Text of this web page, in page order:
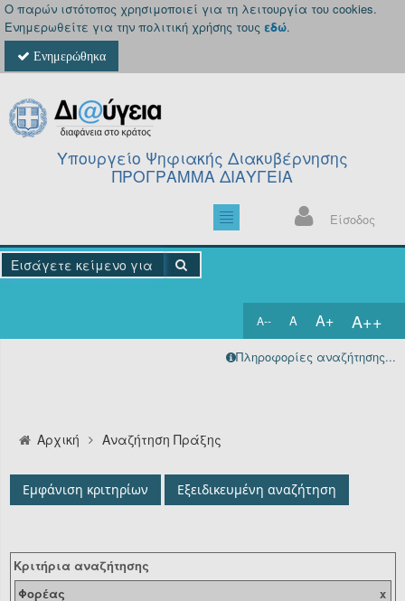
Ο παρών ιστότοπος χρησιμοποιεί για τη λειτουργία του cookies.
Ενημερωθείτε για την πολιτική χρήσης τους εδώ.
Ενημερώθηκα
Υπουργείο Ψηφιακής Διακυβέρνησης
ΠΡΟΓΡΑΜΜΑ ΔΙΑΥΓΕΙΑ
Είσοδος
A-- A A+ A++
Αναζήτηση
Οργανόγραμμα
Επικοινωνία/Υποστήριξη
Είσοδος
Πληροφορίες αναζήτησης...
Αρχική Αναζήτηση Πράξης
Εμφάνιση κριτηρίων Εξειδικευμένη αναζήτηση
Κριτήρια αναζήτησης
x
Φορέας